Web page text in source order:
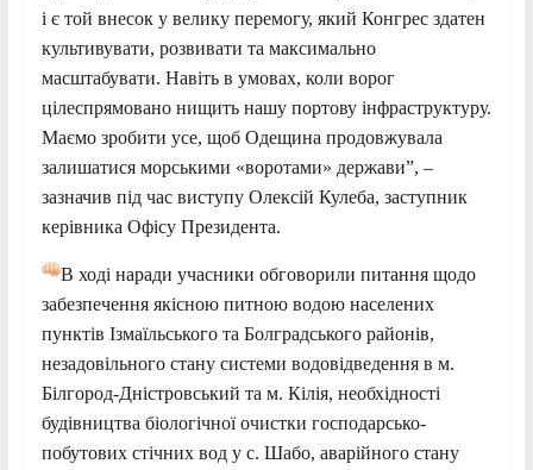
і є той внесок у велику перемогу, який Конгрес здатен
культивувати, розвивати та максимально
масштабувати. Навіть в умовах, коли ворог
цілеспрямовано нищить нашу портову інфраструктуру.
Маємо зробити усе, щоб Одещина продовжувала
залишатися морськими «воротами» держави”, –
зазначив під час виступу Олексій Кулеба, заступник
керівника Офісу Президента.
В ході наради учасники обговорили питання щодо
забезпечення якісною питною водою населених
пунктів Ізмаїльського та Болградського районів,
незадовільного стану системи водовідведення в м.
Білгород-Дністровський та м. Кілія, необхідності
будівництва біологічної очистки господарсько-
побутових стічних вод у с. Шабо, аварійного стану